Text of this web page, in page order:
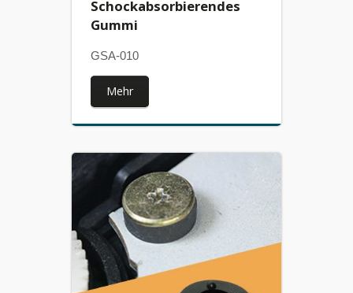
Schockabsorbierendes
Gummi
GSA-010
Mehr